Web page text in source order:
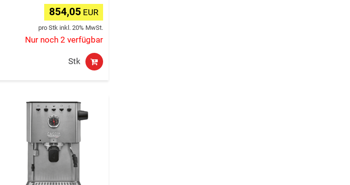
854,05EUR
pro Stk inkl. 20% MwSt.
Nur noch 2 verfügbar
Stk